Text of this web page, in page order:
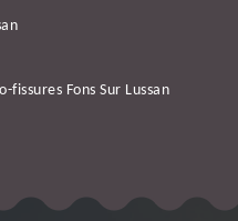
Fons Sur Lussan